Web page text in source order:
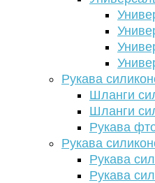
Рукава
Шланги
Шланги
Рукава
Рукава
Рукава
Рукава